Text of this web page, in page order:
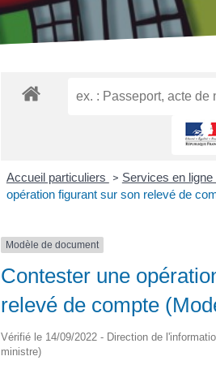
Accueil particuliers > Services en
opération figurant sur son relevé de
Modèle de document
Contester une
relevé de compte
Vérifié le 14/09/2022 - Direction de
ministre)